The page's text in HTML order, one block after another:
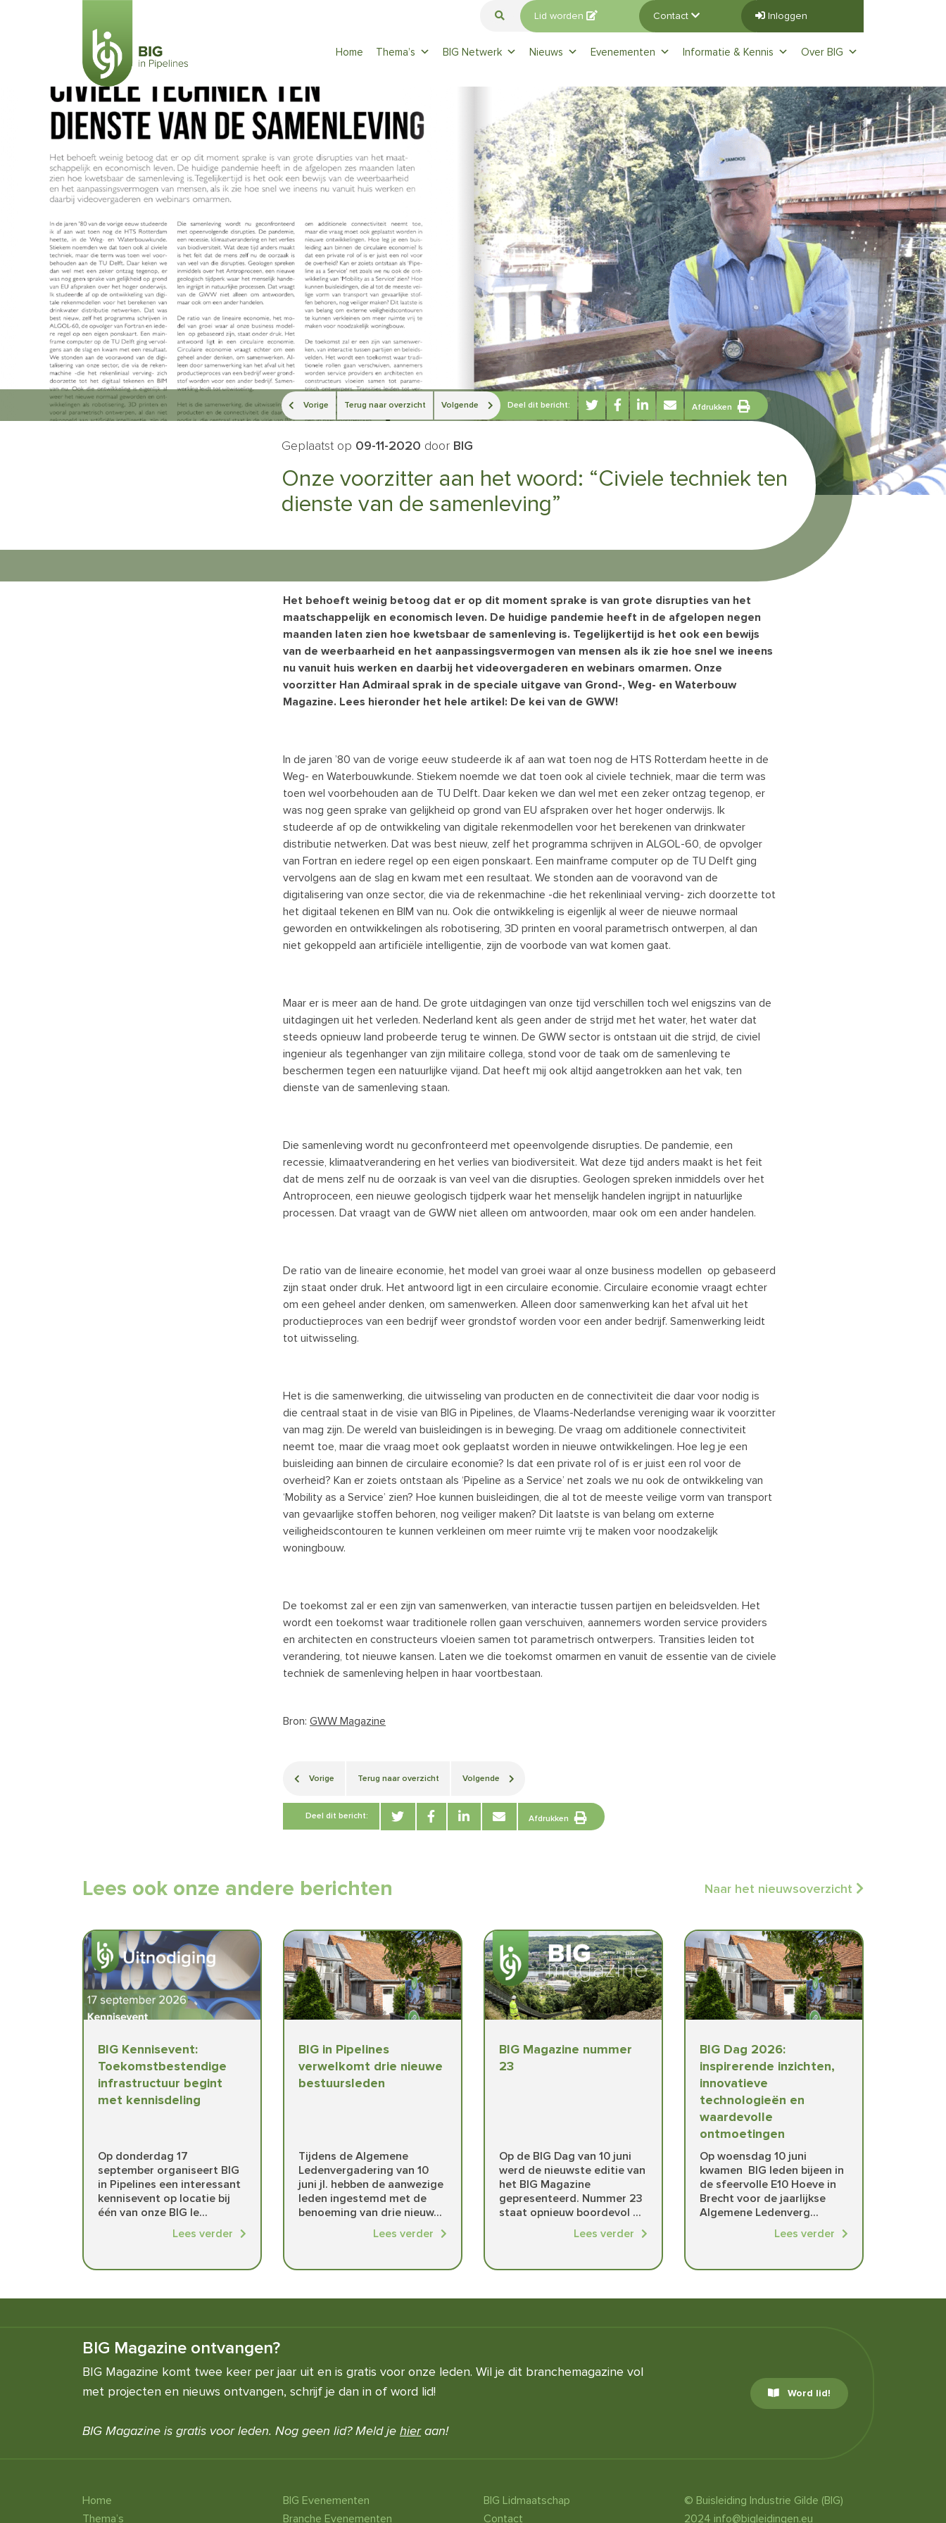
Lid worden Contact Inloggen
Home Thema’s BIG Netwerk Nieuws Evenementen Informatie & Kennis Over BIG
Vorige Terug naar overzicht Volgende Deel dit bericht: Afdrukken
Geplaatst op 09-11-2020 door BIG
Onze voorzitter aan het woord: “Civiele techniek ten
dienste van de samenleving”
Het behoeft weinig betoog dat er op dit moment sprake is van grote disrupties van het
maatschappelijk en economisch leven. De huidige pandemie heeft in de afgelopen negen
maanden laten zien hoe kwetsbaar de samenleving is. Tegelijkertijd is het ook een bewijs
van de weerbaarheid en het aanpassingsvermogen van mensen als ik zie hoe snel we ineens
nu vanuit huis werken en daarbij het videovergaderen en webinars omarmen. Onze
voorzitter Han Admiraal sprak in de speciale uitgave van Grond-, Weg- en Waterbouw
Magazine. Lees hieronder het hele artikel: De kei van de GWW!
In de jaren ’80 van de vorige eeuw studeerde ik af aan wat toen nog de HTS Rotterdam heette in de
Weg- en Waterbouwkunde. Stiekem noemde we dat toen ook al civiele techniek, maar die term was
toen wel voorbehouden aan de TU Delft. Daar keken we dan wel met een zeker ontzag tegenop, er
was nog geen sprake van gelijkheid op grond van EU afspraken over het hoger onderwijs. Ik
studeerde af op de ontwikkeling van digitale rekenmodellen voor het berekenen van drinkwater
distributie netwerken. Dat was best nieuw, zelf het programma schrijven in ALGOL-60, de opvolger
van Fortran en iedere regel op een eigen ponskaart. Een mainframe computer op de TU Delft ging
vervolgens aan de slag en kwam met een resultaat. We stonden aan de vooravond van de
digitalisering van onze sector, die via de rekenmachine -die het rekenliniaal verving- zich doorzette tot
het digitaal tekenen en BIM van nu. Ook die ontwikkeling is eigenlijk al weer de nieuwe normaal
geworden en ontwikkelingen als robotisering, 3D printen en vooral parametrisch ontwerpen, al dan
niet gekoppeld aan artificiële intelligentie, zijn de voorbode van wat komen gaat.
Maar er is meer aan de hand. De grote uitdagingen van onze tijd verschillen toch wel enigszins van de
uitdagingen uit het verleden. Nederland kent als geen ander de strijd met het water, het water dat
steeds opnieuw land probeerde terug te winnen. De GWW sector is ontstaan uit die strijd, de civiel
ingenieur als tegenhanger van zijn militaire collega, stond voor de taak om de samenleving te
beschermen tegen een natuurlijke vijand. Dat heeft mij ook altijd aangetrokken aan het vak, ten
dienste van de samenleving staan.
Die samenleving wordt nu geconfronteerd met opeenvolgende disrupties. De pandemie, een
recessie, klimaatverandering en het verlies van biodiversiteit. Wat deze tijd anders maakt is het feit
dat de mens zelf nu de oorzaak is van veel van die disrupties. Geologen spreken inmiddels over het
Antroproceen, een nieuwe geologisch tijdperk waar het menselijk handelen ingrijpt in natuurlijke
processen. Dat vraagt van de GWW niet alleen om antwoorden, maar ook om een ander handelen.
De ratio van de lineaire economie, het model van groei waar al onze business modellen op gebaseerd
zijn staat onder druk. Het antwoord ligt in een circulaire economie. Circulaire economie vraagt echter
om een geheel ander denken, om samenwerken. Alleen door samenwerking kan het afval uit het
productieproces van een bedrijf weer grondstof worden voor een ander bedrijf. Samenwerking leidt
tot uitwisseling.
Het is die samenwerking, die uitwisseling van producten en de connectiviteit die daar voor nodig is
die centraal staat in de visie van BIG in Pipelines, de Vlaams-Nederlandse vereniging waar ik voorzitter
van mag zijn. De wereld van buisleidingen is in beweging. De vraag om additionele connectiviteit
neemt toe, maar die vraag moet ook geplaatst worden in nieuwe ontwikkelingen. Hoe leg je een
buisleiding aan binnen de circulaire economie? Is dat een private rol of is er juist een rol voor de
overheid? Kan er zoiets ontstaan als ‘Pipeline as a Service’ net zoals we nu ook de ontwikkeling van
‘Mobility as a Service’ zien? Hoe kunnen buisleidingen, die al tot de meeste veilige vorm van transport
van gevaarlijke stoffen behoren, nog veiliger maken? Dit laatste is van belang om externe
veiligheidscontouren te kunnen verkleinen om meer ruimte vrij te maken voor noodzakelijk
woningbouw.
De toekomst zal er een zijn van samenwerken, van interactie tussen partijen en beleidsvelden. Het
wordt een toekomst waar traditionele rollen gaan verschuiven, aannemers worden service providers
en architecten en constructeurs vloeien samen tot parametrisch ontwerpers. Transities leiden tot
verandering, tot nieuwe kansen. Laten we die toekomst omarmen en vanuit de essentie van de civiele
techniek de samenleving helpen in haar voortbestaan.
Bron: GWW Magazine
Vorige Terug naar overzicht Volgende
Deel dit bericht: Afdrukken
Lees ook onze andere berichten Naar het nieuwsoverzicht
BIG Kennisevent:
Toekomstbestendige
infrastructuur begint
met kennisdeling
Op donderdag 17
september organiseert BIG
in Pipelines een interessant
kennisevent op locatie bij
één van onze BIG le...
Lees verder
BIG in Pipelines
verwelkomt drie nieuwe
bestuursleden
Tijdens de Algemene
Ledenvergadering van 10
juni jl. hebben de aanwezige
leden ingestemd met de
benoeming van drie nieuw...
Lees verder
BIG Magazine nummer
23
Op de BIG Dag van 10 juni
werd de nieuwste editie van
het BIG Magazine
gepresenteerd. Nummer 23
staat opnieuw boordevol ...
Lees verder
BIG Dag 2026:
inspirerende inzichten,
innovatieve
technologieën en
waardevolle
ontmoetingen
Op woensdag 10 juni
kwamen BIG leden bijeen in
de sfeervolle E10 Hoeve in
Brecht voor de jaarlijkse
Algemene Ledenverg...
Lees verder
BIG Magazine ontvangen?
BIG Magazine komt twee keer per jaar uit en is gratis voor onze leden. Wil je dit branchemagazine vol
met projecten en nieuws ontvangen, schrijf je dan in of word lid!
BIG Magazine is gratis voor leden. Nog geen lid? Meld je hieraan!
Word lid!
Home
Thema’s
BIG Evenementen
Branche Evenementen
BIG Lidmaatschap
Contact
© Buisleiding Industrie Gilde (BIG)
2024 info@bigleidingen.eu